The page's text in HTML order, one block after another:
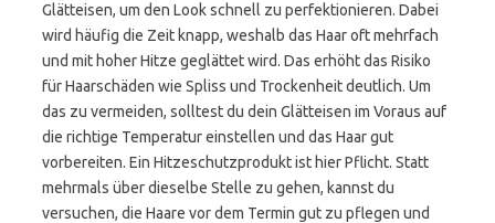
Glätteisen, um den Look schnell zu perfektionieren. Dabei
wird häufig die Zeit knapp, weshalb das Haar oft mehrfach
und mit hoher Hitze geglättet wird. Das erhöht das Risiko
für Haarschäden wie Spliss und Trockenheit deutlich. Um
das zu vermeiden, solltest du dein Glätteisen im Voraus auf
die richtige Temperatur einstellen und das Haar gut
vorbereiten. Ein Hitzeschutzprodukt ist hier Pflicht. Statt
mehrmals über dieselbe Stelle zu gehen, kannst du
versuchen, die Haare vor dem Termin gut zu pflegen und